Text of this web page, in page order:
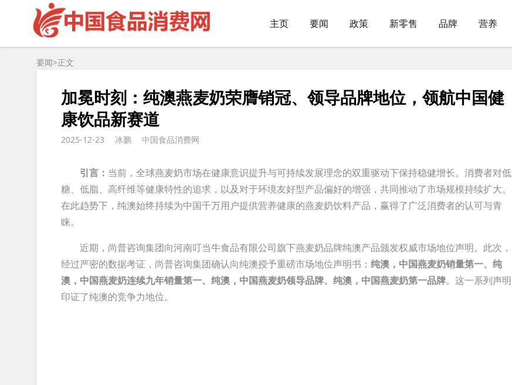
主页 要闻 政策 新零售 品牌 营养
要闻>正文
加冕时刻：纯澳燕麦奶荣膺销冠、领导品牌地位，领航中国健
康饮品新赛道
2025-12-23 冰鹏 中国食品消费网
引言： 当前，全球燕麦奶市场在健康意识提升与可持续发展理念的双重驱动下保持稳健增长。消费者对低
糖、低脂、高纤维等健康特性的追求，以及对于环境友好型产品偏好的增强，共同推动了市场规模持续扩大。
在此趋势下，纯澳始终持续为中国千万用户提供营养健康的燕麦奶饮料产品，赢得了广泛消费者的认可与青
睐。
近期，尚普咨询集团向河南叮当牛食品有限公司旗下燕麦奶品牌纯澳产品颁发权威市场地位声明。此次，
经过严密的数据考证，尚普咨询集团确认向纯澳授予重磅市场地位声明书： 纯澳，中国燕麦奶销量第一、纯
澳，中国燕麦奶连续九年销量第一、纯澳，中国燕麦奶领导品牌、纯澳，中国燕麦奶第一品牌。这一系列声明
印证了纯澳的竞争力地位。